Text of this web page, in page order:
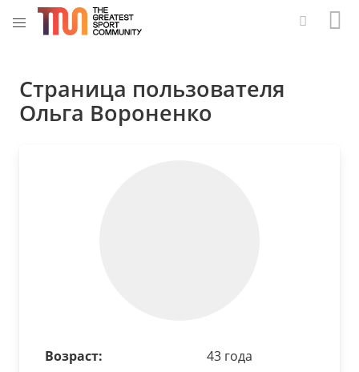
Страница пользователя
Ольга Вороненко
Возраст:
43 года